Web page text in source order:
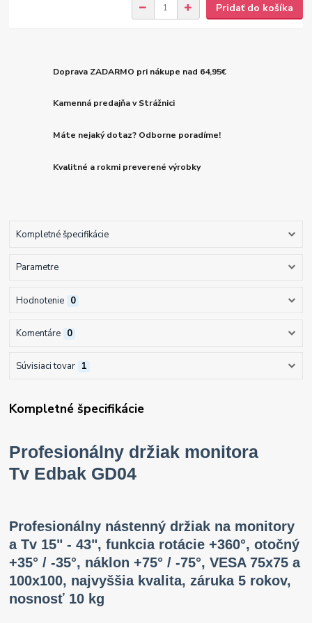
Pridať do košíka
Doprava ZADARMO pri nákupe nad 64,95€
Kamenná predajňa v Strážnici
Máte nejaký dotaz? Odborne poradíme!
Kvalitné a rokmi preverené výrobky
Kompletné špecifikácie
Parametre
Hodnotenie 0
Komentáre 0
Súvisiaci tovar 1
Kompletné špecifikácie
Profesionálny držiak monitora
Tv Edbak GD04
Profesionálny nástenný držiak na monitory
a Tv 15" - 43", funkcia rotácie +360°, otočný
+35° / -35°, náklon +75° / -75°, VESA 75x75 a
100x100, najvyššia kvalita, záruka 5 rokov,
nosnosť 10 kg